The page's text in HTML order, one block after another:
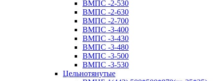
ВМПС -2-530
ВМПС -2-630
ВМПС -2-700
ВМПС -3-400
ВМПС -3-430
ВМПС -3-480
ВМПС -3-500
ВМПС -3-530
Цельнотянутые